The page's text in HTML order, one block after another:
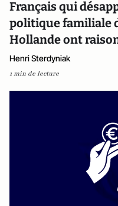
Français qui
politique familiale
Hollande ont
Henri Sterdyniak
1 min de lecture